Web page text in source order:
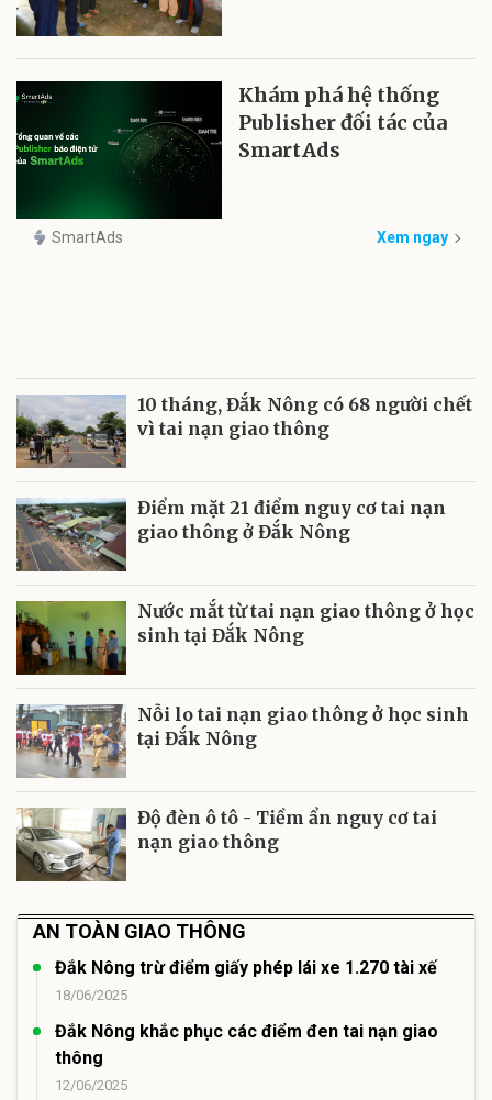
Khám phá hệ thống
Publisher đối tác của
SmartAds
SmartAds Xem ngay
10 tháng, Đắk Nông có 68 người chết
vì tai nạn giao thông
Điểm mặt 21 điểm nguy cơ tai nạn
giao thông ở Đắk Nông
Nước mắt từ tai nạn giao thông ở học
sinh tại Đắk Nông
Nỗi lo tai nạn giao thông ở học sinh
tại Đắk Nông
Độ đèn ô tô - Tiềm ẩn nguy cơ tai
nạn giao thông
AN TOÀN GIAO THÔNG
Đắk Nông trừ điểm giấy phép lái xe 1.270 tài xế
18/06/2025
Đắk Nông khắc phục các điểm đen tai nạn giao
thông
12/06/2025